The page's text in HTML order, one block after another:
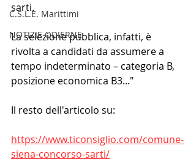
C.S.L.E. Marittimi
NOTIZIE ODIERNE
sarti.
La selezione pubblica, infatti, è
rivolta a candidati da assumere a
tempo indeterminato – categoria B,
posizione economica B3..."
Il resto dell'articolo su:
https://www.ticonsiglio.com/comune-
siena-concorso-sarti/